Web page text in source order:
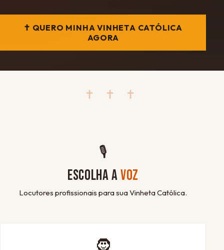
✝ QUERO MINHA VINHETA CATÓLICA
AGORA
✝ ✝ ✝
🎙
ESCOLHA AVOZ
Locutores profissionais para sua Vinheta Católica.
🧔